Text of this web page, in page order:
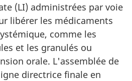
(LI) administrées par voie
libérer les médicaments
comme les
et les granulés ou
orale. L'assemblée de
directrice finale en